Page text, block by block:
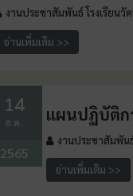
งานประชาสัมพันธ์ โรงเรียนวั
อ่านเพิ่มเติม >>
14
ธ.ค.
2565
แผนปฏิบัติก
งานประชาสัมพัน
อ่านเพิ่มเติม >>